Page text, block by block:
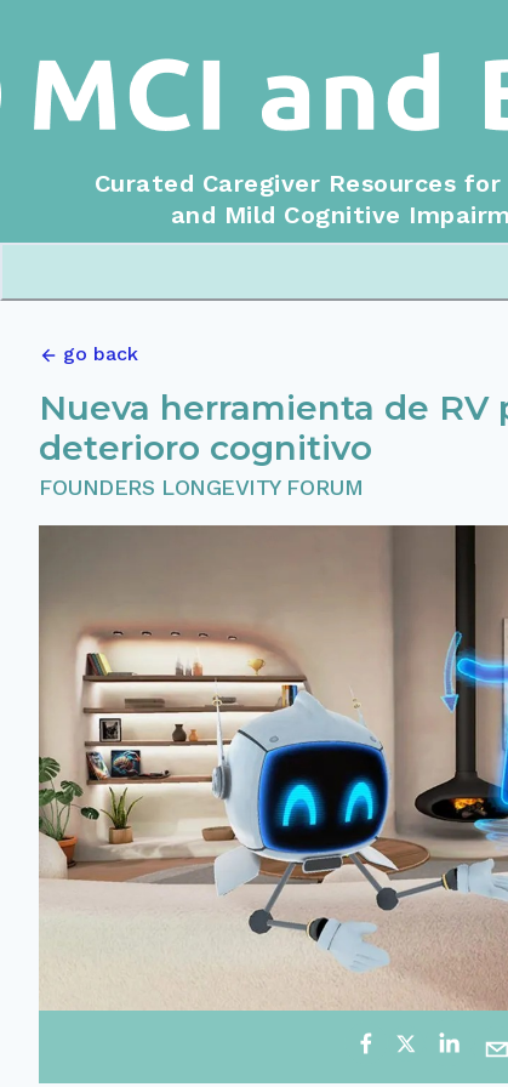
Curated Caregiver Resources
and Mild Cognitive
go back
Nueva herramienta de
deterioro cognitivo
FOUNDERS LONGEVITY FORUM